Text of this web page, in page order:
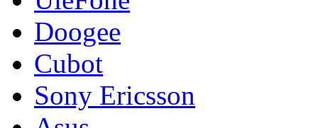
Doogee
Cubot
Sony Ericsson